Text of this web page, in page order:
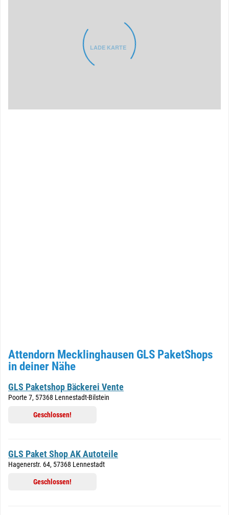
LADE KARTE
Attendorn Mecklinghausen GLS PaketShops
in deiner Nähe
GLS Paketshop Bäckerei Vente
Poorte 7, 57368 Lennestadt-Bilstein
Geschlossen!
GLS Paket Shop AK Autoteile
Hagenerstr. 64, 57368 Lennestadt
Geschlossen!